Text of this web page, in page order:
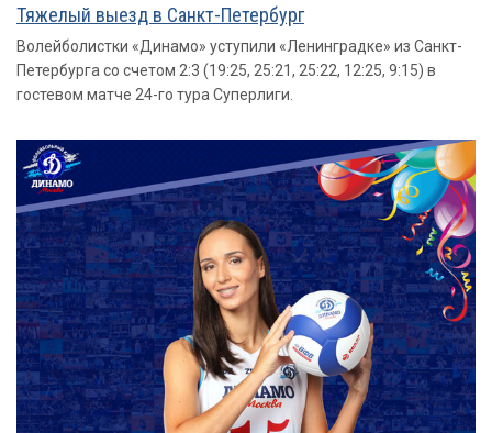
Тяжелый выезд в Санкт-Петербург
Волейболистки «Динамо» уступили «Ленинградке» из Санкт-
Петербурга со счетом 2:3 (19:25, 25:21, 25:22, 12:25, 9:15) в
гостевом матче 24-го тура Суперлиги.